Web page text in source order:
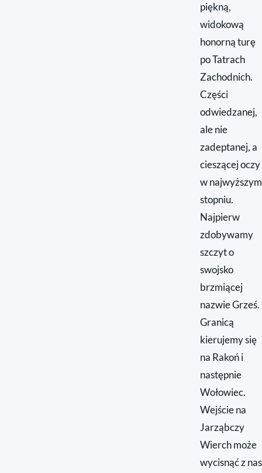
piękną,
widokową
honorną turę
po Tatrach
Zachodnich.
Części
odwiedzanej,
ale nie
zadeptanej, a
cieszącej oczy
w najwyższym
stopniu.
Najpierw
zdobywamy
szczyt o
swojsko
brzmiącej
nazwie Grześ.
Granicą
kierujemy się
na Rakoń i
następnie
Wołowiec.
Wejście na
Jarząbczy
Wierch może
wycisnąć z nas